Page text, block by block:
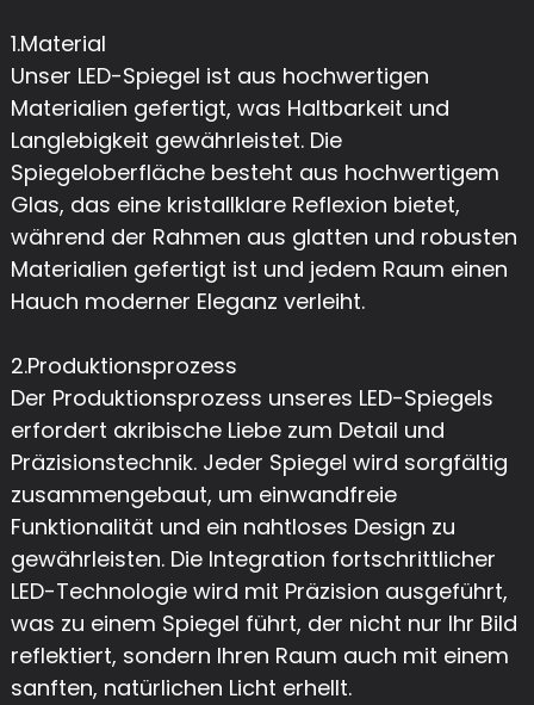
1.Material
Unser LED-Spiegel ist aus hochwertigen
Materialien gefertigt, was Haltbarkeit und
Langlebigkeit gewährleistet. Die
Spiegeloberfläche besteht aus hochwertigem
Glas, das eine kristallklare Reflexion bietet,
während der Rahmen aus glatten und robusten
Materialien gefertigt ist und jedem Raum einen
Hauch moderner Eleganz verleiht.
2.Produktionsprozess
Der Produktionsprozess unseres LED-Spiegels
erfordert akribische Liebe zum Detail und
Präzisionstechnik. Jeder Spiegel wird sorgfältig
zusammengebaut, um einwandfreie
Funktionalität und ein nahtloses Design zu
gewährleisten. Die Integration fortschrittlicher
LED-Technologie wird mit Präzision ausgeführt,
was zu einem Spiegel führt, der nicht nur Ihr Bild
reflektiert, sondern Ihren Raum auch mit einem
sanften, natürlichen Licht erhellt.